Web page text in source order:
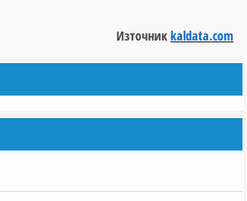
Източникkaldata.com